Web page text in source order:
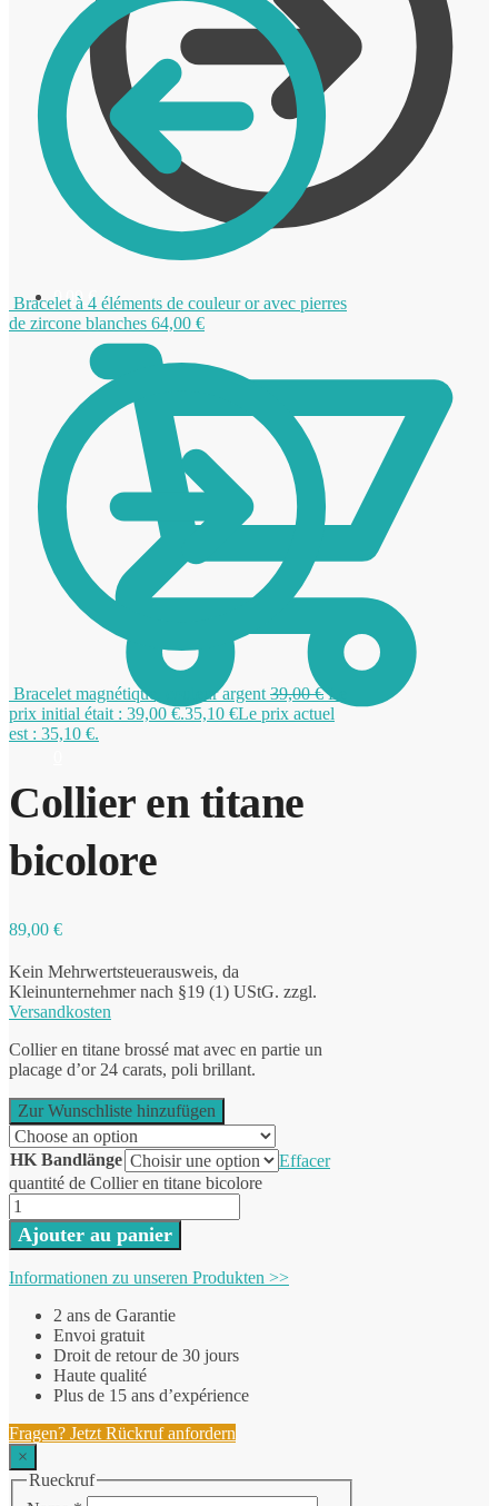
0,00 €
Bracelet à 4 éléments de couleur or avec pierres
de zircone blanches 64,00 €
Bracelet magnétique, couleur argent 39,00€ Le
prix initial était : 39,00 €.35,10 €Le prix actuel
est : 35,10 €.
Collier en titane
bicolore
89,00 €
Kein Mehrwertsteuerausweis, da
Kleinunternehmer nach §19 (1) UStG. zzgl.
Versandkosten
Collier en titane brossé mat avec en partie un
placage d’or 24 carats, poli brillant.
Zur Wunschliste hinzufügen
HK Bandlänge
Effacer
quantité de Collier en titane bicolore
Ajouter au panier
Informationen zu unseren Produkten >>
2 ans de Garantie
Envoi gratuit
Droit de retour de 30 jours
Haute qualité
Plus de 15 ans d’expérience
Fragen? Jetzt Rückruf anfordern
×
Rueckruf